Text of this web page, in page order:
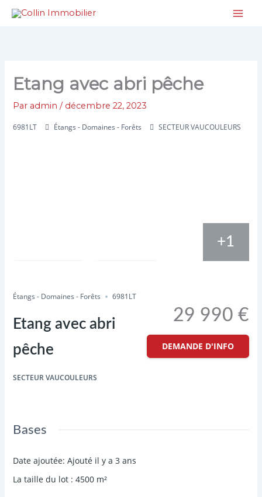
Aller
Etang avec abri pêche
Par admin/ décembre 22, 2023
6981LT Étangs - Domaines - Forêts SECTEUR VAUCOULEURS
+1
Étangs - Domaines - Forêts 6981LT
Etang avec abri
pêche
SECTEUR VAUCOULEURS
29 990 €
DEMANDE D'INFO
Bases
Date ajoutée: Ajouté il y a 3 ans
La taille du lot : 4500 m²